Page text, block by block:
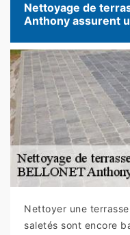
Nettoyage de
Anthony assurent
Nettoyer une
saletés sont encore